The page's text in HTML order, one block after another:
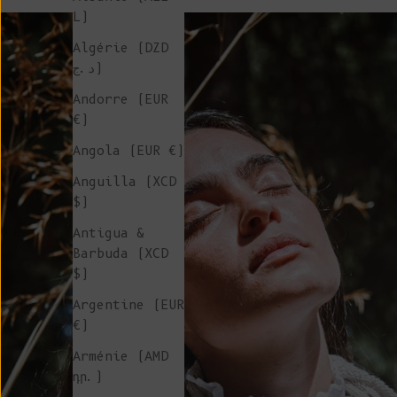
L)
Algérie (DZD
د.ج)
Andorre (EUR
€)
Angola (EUR €)
Anguilla (XCD
$)
Antigua &
Barbuda (XCD
$)
Argentine (EUR
€)
Arménie (AMD
դր.)